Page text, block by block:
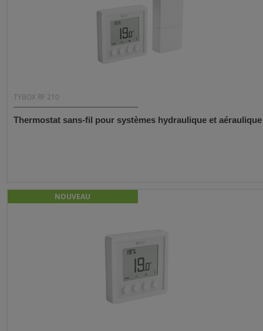
TYBOX RF 210
Thermostat sans-fil pour systèmes hydraulique et aéraulique
NOUVEAU